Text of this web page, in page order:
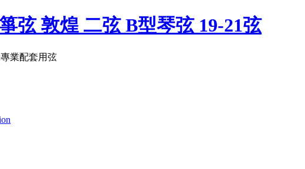
弦 敦煌 二弦 B型琴弦 19-21弦
業配套用弦